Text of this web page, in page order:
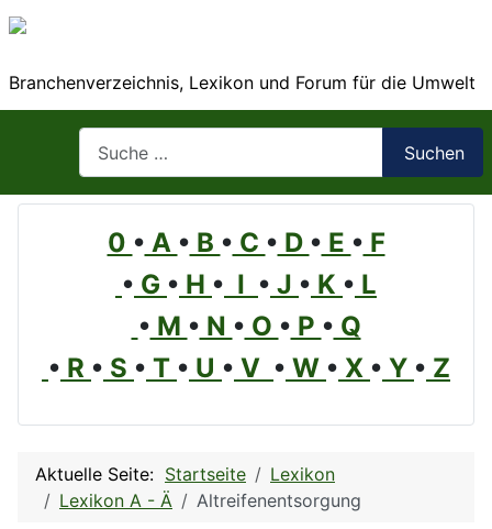
Branchenverzeichnis, Lexikon und Forum für die Umwelt
Suchen
0 • A • B • C • D • E • F
• G • H • I • J • K • L
• M • N • O • P • Q
• R • S • T • U • V • W • X • Y • Z
Aktuelle Seite: Startseite
Lexikon
Lexikon A - Ä
Altreifenentsorgung